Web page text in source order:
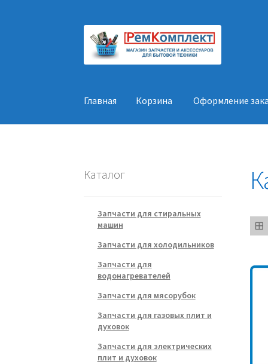
Перейти
навигации
Перейти
содержимому
Главная Корзина Оформление
Каталог
Запчасти для стиральных
машин
Запчасти для холодильников
Запчасти для
водонагревателей
Запчасти для мясорубок
Запчасти для газовых плит и
духовок
Запчасти для электрических
плит и духовок